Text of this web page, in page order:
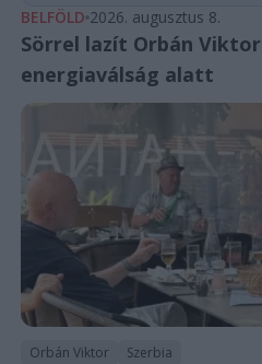
BELFÖLD 2026. augusztus 8.
Sörrel lazít Orbán Viktor
energiaválság alatt
Orbán Viktor Szerbia